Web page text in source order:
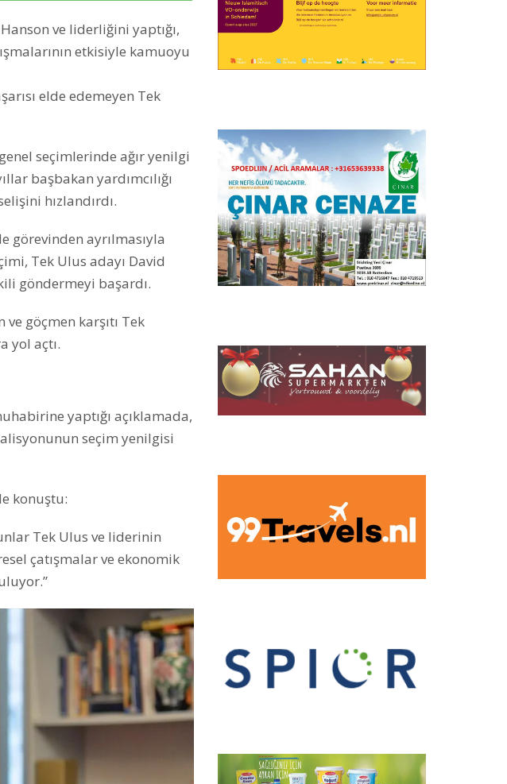
ve liderliğini yaptığı,
etkisiyle kamuoyu
elde edemeyen Tek
seçimlerinde ağır yenilgi
başbakan yardımcılığı
hızlandırdı.
görevinden ayrılmasıyla
Tek Ulus adayı David
göndermeyi başardı.
göçmen karşıtı Tek
yol açtı.
yaptığı açıklamada,
seçim yenilgisi
konuştu:
Tek Ulus ve liderinin
çatışmalar ve ekonomik